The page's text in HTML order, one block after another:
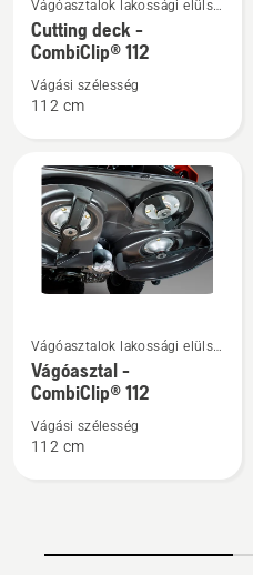
részletek
a(z)
deck
112
termékről
Vágóasztalok lakossági elülső
vágóasztalos
fűnyírótraktorokhoz
Cutting deck -
CombiClip® 112
Vágási szélesség
112 cm
részletek
a(z)
Vágóasztal
Vágóasztalok lakossági elülső
vágóasztalos
fűnyírótraktorokhoz
Vágóasztal -
CombiClip® 112
Vágási szélesség
112 cm